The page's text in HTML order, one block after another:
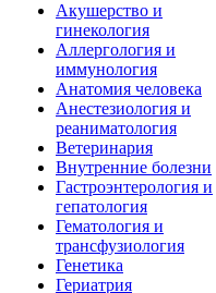
Акушерство и
гинекология
Аллергология и
иммунология
Анатомия человека
Анестезиология и
реаниматология
Ветеринария
Внутренние болезни
Гастроэнтерология и
гепатология
Гематология и
трансфузиология
Генетика
Гериатрия